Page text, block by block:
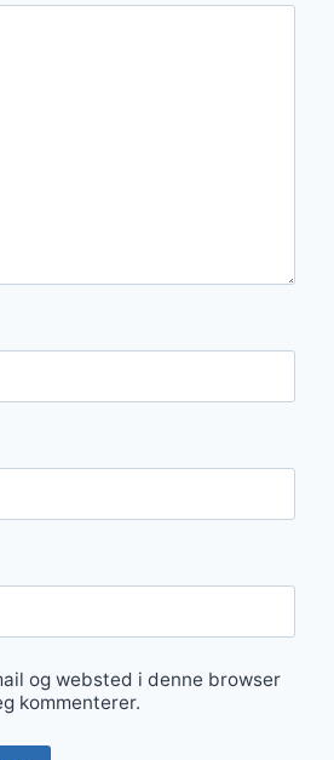
og websted i denne browser
kommenterer.